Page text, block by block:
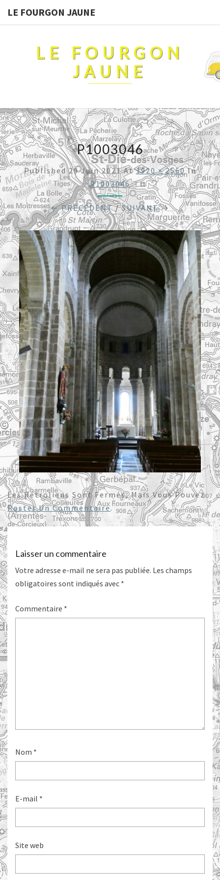
LE FOURGON JAUNE
LE FOURGON
JAUNE
P1003046
Published29 Juin 2021At1920 × 2560In
P1003046
← PRÉCÉDENT/SUIVANT →
Les Rétroliens Sont Fermés, Mais Vous Pouvez
Poster Un Commentaire.
Laisser un commentaire
Votre adresse e-mail ne sera pas publiée. Les champs
obligatoires sont indiqués avec *
Commentaire *
Nom *
E-mail *
Site web